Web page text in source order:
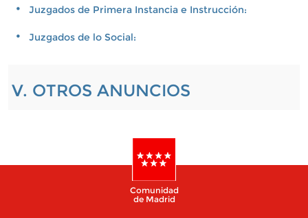
Juzgados de Primera Instancia e Instrucción:
Juzgados de lo Social:
V. OTROS ANUNCIOS
Comunidad
de Madrid